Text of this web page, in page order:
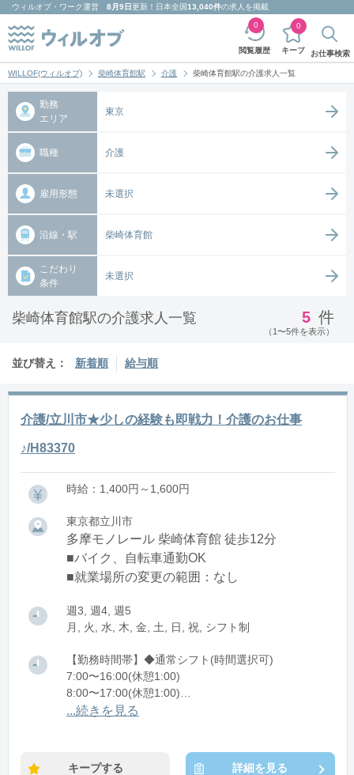
ウィルオブ・ワーク運営 8月9日更新！日本全国13,040件の求人を掲載
閲覧履歴
0
キープ
0
お仕事検索
WILLOF(ウィルオブ) 柴崎体育館駅 介護 柴崎体育館駅の介護求人一覧
勤務
エリア
東京
職種 介護
雇用形態 未選択
沿線・駅 柴崎体育館
こだわり
条件
未選択
柴崎体育館駅の介護求人一覧 5 件
（1〜5件を表示）
並び替え： 新着順 給与順
介護/立川市★少しの経験も即戦力！介護のお仕事
♪/H83370
時給：1,400円～1,600円
東京都立川市
多摩モノレール 柴崎体育館 徒歩12分
■バイク、自転車通勤OK
■就業場所の変更の範囲：なし
週3, 週4, 週5
月, 火, 水, 木, 金, 土, 日, 祝, シフト制
【勤務時間帯】◆通常シフト(時間選択可)
7:00〜16:00(休憩1:00)
8:00〜17:00(休憩1:00)
12:00〜21:00(休憩1:00)
...続きを見る
キープする 詳細を見る